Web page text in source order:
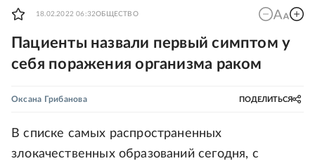
18.02.2022 06:32ОБЩЕСТВО
Пациенты назвали первый симптом у
себя поражения организма раком
Оксана Грибанова ПОДЕЛИТЬСЯ
В списке самых распространенных
злокачественных образований сегодня, с